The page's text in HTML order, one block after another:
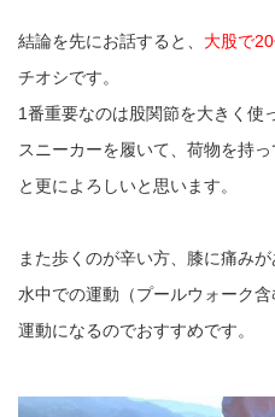
結論を先にお話すると、 大股で
チオシです。
1番重要なのは股関節を大きく使
スニーカーを履いて、荷物を持
と更によろしいと思います。
また歩くのが辛い方、膝に痛みが
水中での運動（プールウォーク
運動になるのでおすすめです。